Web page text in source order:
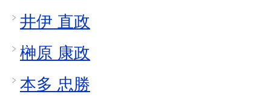
井伊 直政
榊原 康政
本多 忠勝